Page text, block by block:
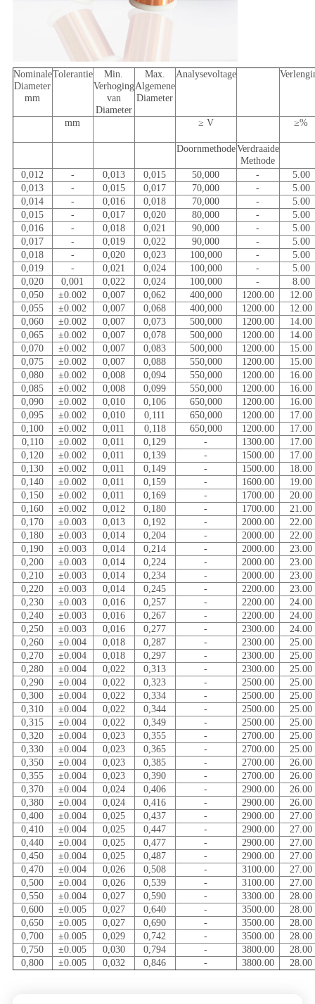
Nominale
Diameter
mm
Tolerantie
Min.
Verhoging
van
Diameter
Max.
Algemene
Diameter
Analysevoltage
mm ≥ V ≥%
DoornmethodeVerdraaide
Methode
0,012
- 0,013 0,015 50,000 -
5.00
0,013
- 0,015 0,017 70,000 -
5.00
0,014
- 0,016 0,018 70,000 -
5.00
0,015
- 0,017 0,020 80,000 -
5.00
0,016
- 0,018 0,021 90,000 -
5.00
0,017
- 0,019 0,022 90,000 -
5.00
0,018
- 0,020 0,023 100,000 -
5.00
0,019
- 0,021 0,024 100,000 -
5.00
0,020
0,001 0,022 0,024 100,000 -
8.00
0,050
±0.002 0,007 0,062 400,000 1200.00
12.00
0,055
±0.002 0,007 0,068 400,000 1200.00
12.00
0,060
±0.002 0,007 0,073 500,000 1200.00
14.00
0,065
±0.002 0,007 0,078 500,000 1200.00
14.00
0,070
±0.002 0,007 0,083 500,000 1200.00
15.00
0,075
±0.002 0,007 0,088 550,000 1200.00
15.00
0,080
±0.002 0,008 0,094 550,000 1200.00
16.00
0,085
±0.002 0,008 0,099 550,000 1200.00
16.00
0,090
±0.002 0,010 0,106 650,000 1200.00
16.00
0,095
±0.002 0,010 0,111 650,000 1200.00
17.00
0,100
±0.002 0,011 0,118 650,000 1200.00
17.00
0,110
±0.002 0,011 0,129 - 1300.00
17.00
0,120
±0.002 0,011 0,139 - 1500.00
17.00
0,130
±0.002 0,011 0,149 - 1500.00
18.00
0,140
±0.002 0,011 0,159 - 1600.00
19.00
0,150
±0.002 0,011 0,169 - 1700.00
20.00
0,160
±0.002 0,012 0,180 - 1700.00
21.00
0,170
±0.003 0,013 0,192 - 2000.00
22.00
0,180
±0.003 0,014 0,204 - 2000.00
22.00
0,190
±0.003 0,014 0,214 - 2000.00
23.00
0,200
±0.003 0,014 0,224 - 2000.00
23.00
0,210
±0.003 0,014 0,234 - 2000.00
23.00
0,220
±0.003 0,014 0,245 - 2200.00
23.00
0,230
±0.003 0,016 0,257 - 2200.00
24.00
0,240
±0.003 0,016 0,267 - 2200.00
24.00
0,250
±0.003 0,016 0,277 - 2300.00
24.00
0,260
±0.004 0,018 0,287 - 2300.00
25.00
0,270
±0.004 0,018 0,297 - 2300.00
25.00
0,280
±0.004 0,022 0,313 - 2300.00
25.00
0,290
±0.004 0,022 0,323 - 2500.00
25.00
0,300
±0.004 0,022 0,334 - 2500.00
25.00
0,310
±0.004 0,022 0,344 - 2500.00
25.00
0,315
±0.004 0,022 0,349 - 2500.00
25.00
0,320
±0.004 0,023 0,355 - 2700.00
25.00
0,330
±0.004 0,023 0,365 - 2700.00
25.00
0,350
±0.004 0,023 0,385 - 2700.00
26.00
0,355
±0.004 0,023 0,390 - 2700.00
26.00
0,370
±0.004 0,024 0,406 - 2900.00
26.00
0,380
±0.004 0,024 0,416 - 2900.00
26.00
0,400
±0.004 0,025 0,437 - 2900.00
27.00
0,410
±0.004 0,025 0,447 - 2900.00
27.00
0,440
±0.004 0,025 0,477 - 2900.00
27.00
0,450
±0.004 0,025 0,487 - 2900.00
27.00
0,470
±0.004 0,026 0,508 - 3100.00
27.00
0,500
±0.004 0,026 0,539 - 3100.00
27.00
0,550
±0.004 0,027 0,590 - 3300.00
28.00
0,600
±0.005 0,027 0,640 - 3500.00
28.00
0,650
±0.005 0,027 0,690 - 3500.00
28.00
0,700
±0.005 0,029 0,742 - 3500.00
28.00
0,750
±0.005 0,030 0,794 - 3800.00
28.00
0,800
±0.005 0,032 0,846 - 3800.00 28.00